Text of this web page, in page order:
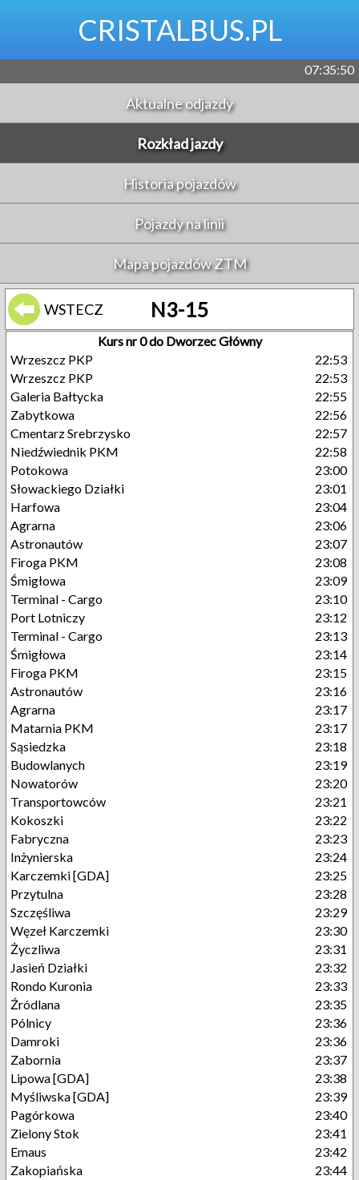
CRISTALBUS.PL
07:35:50
Aktualne odjazdy
Rozkład jazdy
Historia pojazdów
Pojazdy na linii
Mapa pojazdów ZTM
WSTECZ N3-15
Kurs nr 0 do Dworzec Główny
Wrzeszcz PKP
22:53
Wrzeszcz PKP
22:53
Galeria Bałtycka
22:55
Zabytkowa
22:56
Cmentarz Srebrzysko
22:57
Niedźwiednik PKM
22:58
Potokowa
23:00
Słowackiego Działki
23:01
Harfowa
23:04
Agrarna
23:06
Astronautów
23:07
Firoga PKM
23:08
Śmigłowa
23:09
Terminal - Cargo
23:10
Port Lotniczy
23:12
Terminal - Cargo
23:13
Śmigłowa
23:14
Firoga PKM
23:15
Astronautów
23:16
Agrarna
23:17
Matarnia PKM
23:17
Sąsiedzka
23:18
Budowlanych
23:19
Nowatorów
23:20
Transportowców
23:21
Kokoszki
23:22
Fabryczna
23:23
Inżynierska
23:24
Karczemki [GDA]
23:25
Przytulna
23:28
Szczęśliwa
23:29
Węzeł Karczemki
23:30
Życzliwa
23:31
Jasień Działki
23:32
Rondo Kuronia
23:33
Źródlana
23:35
Pólnicy
23:36
Damroki
23:36
Zabornia
23:37
Lipowa [GDA]
23:38
Myśliwska [GDA]
23:39
Pagórkowa
23:40
Zielony Stok
23:41
Emaus
23:42
Zakopiańska
23:44